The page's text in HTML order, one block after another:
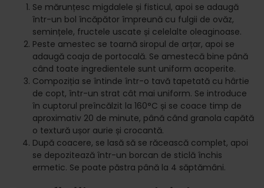
Se mărunțesc migdalele și fisticul, apoi se adaugă
într-un bol încăpător împreună cu fulgii de ovăz,
semințele, fructele uscate și celelalte oleaginoase.
Peste amestec se toarnă siropul de arțar, apoi se
adaugă coaja de portocală. Se amestecă bine până
când toate ingredientele sunt uniform acoperite.
Compoziția se întinde într-o tavă tapetată cu hârtie
de copt, într-un strat cât mai uniform. Se introduce
în cuptorul preîncălzit la 160°C și se coace timp de
aproximativ 20 de minute, până când granola capătă
o textură ușor aurie și crocantă.
După coacere, se lasă să se răcească complet, apoi
se depozitează într-un borcan de sticlă închis
ermetic. Se poate păstra până la 4 săptămâni.